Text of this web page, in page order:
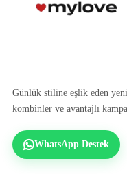
Günlük stiline eşlik eden
kombinler ve avantajlı
WhatsApp Destek